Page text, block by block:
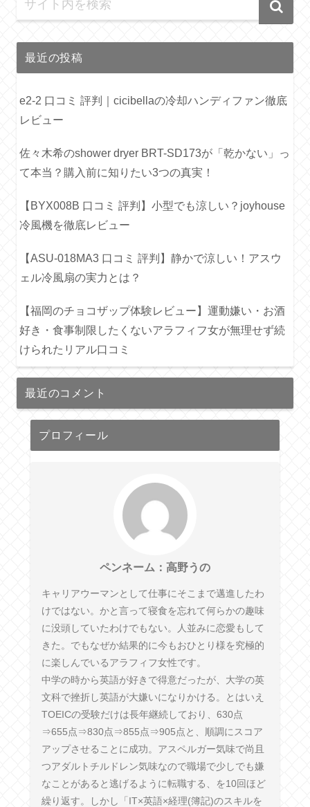
最近の投稿
e2-2 口コミ 評判｜cicibellaの冷却ハンディファン徹底
レビュー
佐々木希のshower dryer BRT-SD173が「乾かない」っ
て本当？購入前に知りたい3つの真実！
【BYX008B 口コミ 評判】小型でも涼しい？joyhouse
冷風機を徹底レビュー
【ASU-018MA3 口コミ 評判】静かで涼しい！アスウ
ェル冷風扇の実力とは？
【福岡のチョコザップ体験レビュー】運動嫌い・お酒
好き・食事制限したくないアラフィフ女が無理せず続
けられたリアル口コミ
最近のコメント
プロフィール
ペンネーム：高野うの
キャリアウーマンとして仕事にそこまで邁進したわ
けではない。かと言って寝食を忘れて何らかの趣味
に没頭していたわけでもない。人並みに恋愛もして
きた。でもなぜか結果的に今もおひとり様を究極的
に楽しんでいるアラフィフ女性です。
中学の時から英語が好きで得意だったが、大学の英
文科で挫折し英語が大嫌いになりかける。とはいえ
TOEICの受験だけは長年継続しており、630点
⇒655点⇒830点⇒855点⇒905点と、順調にスコア
アップさせることに成功。アスペルガー気味で尚且
つアダルトチルドレン気味なので職場で少しでも嫌
なことがあると逃げるように転職する、を10回ほど
繰り返す。しかし「IT×英語×経理(簿記)のスキルを